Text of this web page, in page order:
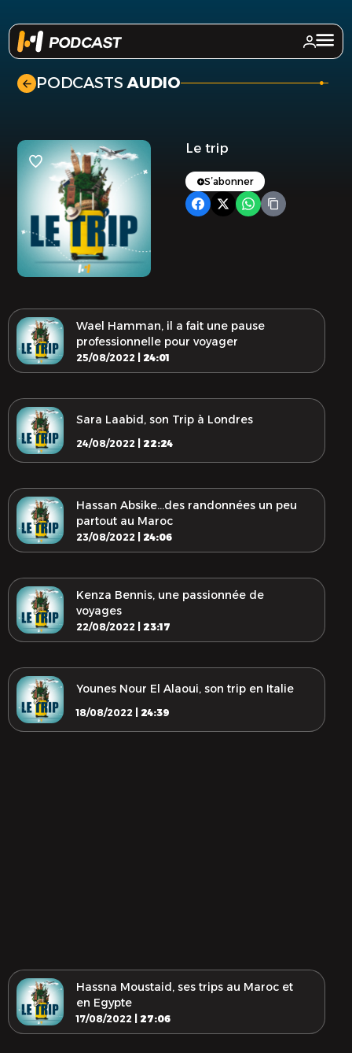
PODCASTSAUDIO .
Le trip
S’abonner
Wael Hamman, il a fait une pause
professionnelle pour voyager
25/08/2022 | 24:01
Sara Laabid, son Trip à Londres
24/08/2022 | 22:24
Hassan Absike...des randonnées un peu
partout au Maroc
23/08/2022 | 24:06
Kenza Bennis, une passionnée de
voyages
22/08/2022 | 23:17
Younes Nour El Alaoui, son trip en Italie
18/08/2022 | 24:39
Hassna Moustaid, ses trips au Maroc et
en Egypte
17/08/2022 | 27:06